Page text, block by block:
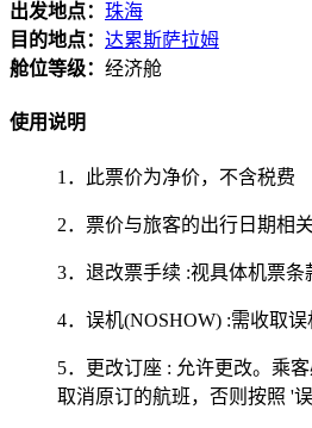
出发地点： 珠海
目的地点： 达累斯萨拉姆
舱位等级： 经济舱
使用说明
1．此票价为净价，不含税费
2．票价与旅客的出行日期相
3．退改票手续 :视具体机票条
4．误机(NOSHOW) :需收取误
5．更改订座 : 允许更改。乘
取消原订的航班，否则按照 '